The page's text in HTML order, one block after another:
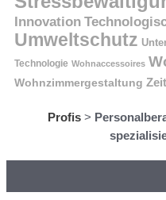
Innovation
Umweltschutz
Technologie Wohnaccessoires
Wohnzimmergestaltung
Profis >